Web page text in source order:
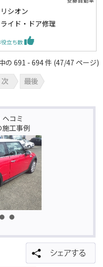
シオン
イド・ドア修理
役立ち数
の 691 - 694 件 (47/47 ページ)
コミ
施工事例